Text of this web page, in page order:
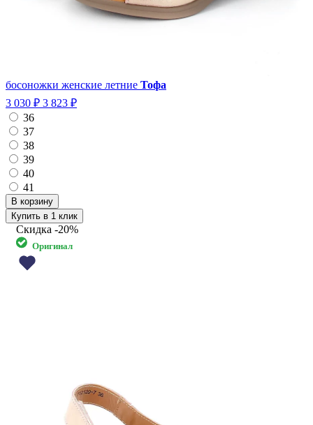
босоножки женские летние Тофа
3 030 ₽ 3 823 ₽
36
37
38
39
40
41
Купить в 1 клик
Скидка -20%
Оригинал